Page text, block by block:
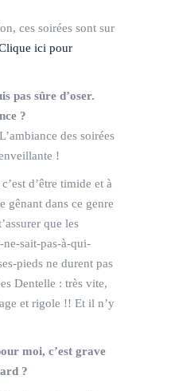
ces soirées sont sur
ici pour
pas sûre d’oser.
?
des soirées
!
d’être timide et à
gênant dans ce genre
que les
sait-pas-à-qui-
pieds ne durent pas
Dentelle : très vite,
et rigole !! Et il n’y
moi, c’est grave
?